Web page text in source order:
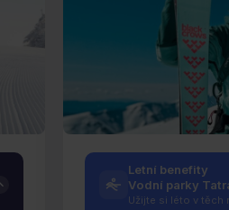
Gopass SKI
V ZIMĚ LYŽUJETE – V
Letní benefity
Vodní parky
Užijte si léto v těch